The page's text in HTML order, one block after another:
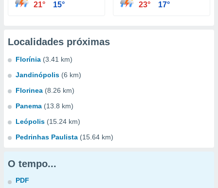
21° 15° 23° 17°
Localidades próximas
Florínia (3.41 km)
Jandinópolis (6 km)
Florinea (8.26 km)
Panema (13.8 km)
Leópolis (15.24 km)
Pedrinhas Paulista (15.64 km)
O tempo...
PDF